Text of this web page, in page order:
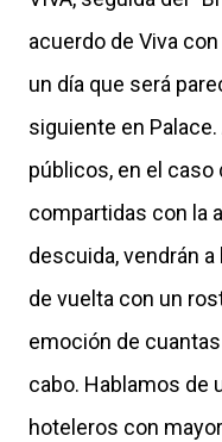
acuerdo de Viva
un día que será
siguiente en
públicos, en el
compartidas con la
descuida, vendrán
de vuelta con un
emoción de
cabo. Hablamos de
hoteleros con